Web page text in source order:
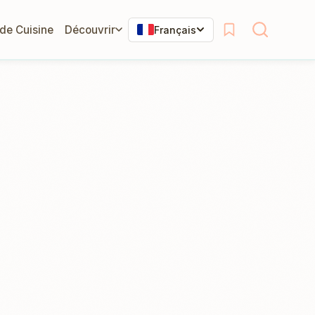
Cuisine Découvrir Français